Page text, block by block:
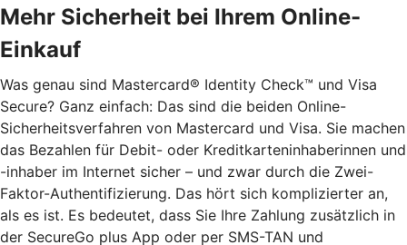
Mehr Sicherheit bei Ihrem Online-
Einkauf
Was genau sind Mastercard® Identity Check™ und Visa
Secure? Ganz einfach: Das sind die beiden Online-
Sicherheitsverfahren von Mastercard und Visa. Sie machen
das Bezahlen für Debit- oder Kreditkarteninhaberinnen und
-inhaber im Internet sicher – und zwar durch die Zwei-
Faktor-Authentifizierung. Das hört sich komplizierter an,
als es ist. Es bedeutet, dass Sie Ihre Zahlung zusätzlich in
der SecureGo plus App oder per SMS-TAN und